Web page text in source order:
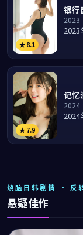
★ 8.1
银行
2023
2023
★ 7.9
记忆
2024
2024
烧脑日韩剧情 · 反
悬疑佳作